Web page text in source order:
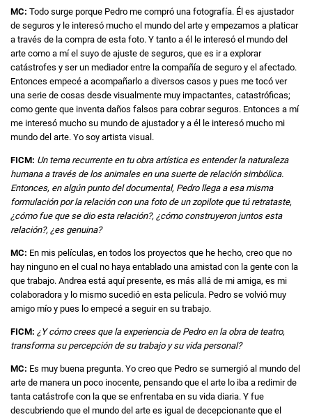
MC: Todo surge porque Pedro me compró una fotografía. Él es ajustador
de seguros y le interesó mucho el mundo del arte y empezamos a platicar
a través de la compra de esta foto. Y tanto a él le interesó el mundo del
arte como a mí el suyo de ajuste de seguros, que es ir a explorar
catástrofes y ser un mediador entre la compañía de seguro y el afectado.
Entonces empecé a acompañarlo a diversos casos y pues me tocó ver
una serie de cosas desde visualmente muy impactantes, catastróficas;
como gente que inventa daños falsos para cobrar seguros. Entonces a mí
me interesó mucho su mundo de ajustador y a él le interesó mucho mi
mundo del arte. Yo soy artista visual.
FICM: Un tema recurrente en tu obra artística es entender la naturaleza
humana a través de los animales en una suerte de relación simbólica.
Entonces, en algún punto del documental, Pedro llega a esa misma
formulación por la relación con una foto de un zopilote que tú retrataste,
¿cómo fue que se dio esta relación?, ¿cómo construyeron juntos esta
relación?, ¿es genuina?
MC: En mis películas, en todos los proyectos que he hecho, creo que no
hay ninguno en el cual no haya entablado una amistad con la gente con la
que trabajo. Andrea está aquí presente, es más allá de mi amiga, es mi
colaboradora y lo mismo sucedió en esta película. Pedro se volvió muy
amigo mío y pues lo empecé a seguir en su trabajo.
FICM: ¿Y cómo crees que la experiencia de Pedro en la obra de teatro,
transforma su percepción de su trabajo y su vida personal?
MC: Es muy buena pregunta. Yo creo que Pedro se sumergió al mundo del
arte de manera un poco inocente, pensando que el arte lo iba a redimir de
tanta catástrofe con la que se enfrentaba en su vida diaria. Y fue
descubriendo que el mundo del arte es igual de decepcionante que el